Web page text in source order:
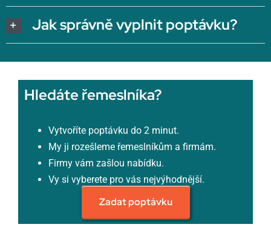
Jak správně vyplnit poptávku?
Hledáte řemeslníka?
Vytvoříte poptávku do 2 minut.
My ji rozešleme řemeslníkům a firmám.
Firmy vám zašlou nabídku.
Vy si vyberete pro vás nejvýhodnější.
Zadat poptávku